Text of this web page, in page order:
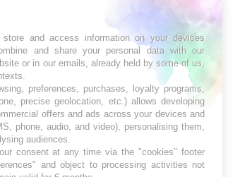
and access information on your devices
and share your personal data with our
or in our emails, already held by some of us,
preferences, purchases, loyalty programs,
precise geolocation, etc.) allows developing
offers and ads across your devices and
phone, audio, and video), personalising them,
audiences.
consent at any time via the "cookies" footer
and object to processing activities not